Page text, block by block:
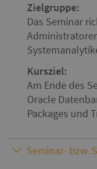
Zielgruppe:
Das Seminar
Kursziel:
Am Ende des
Oracle
Packages und
Seminar- bzw.